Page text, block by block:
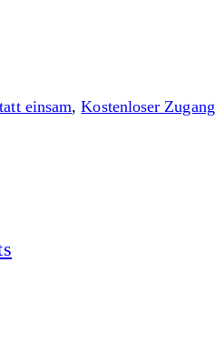
einsam,Kostenloser Zugang